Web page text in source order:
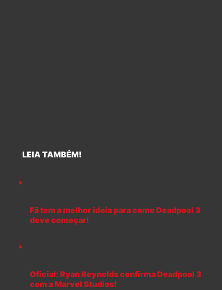
LEIA TAMBÉM!
Fã tem a melhor ideia para como Deadpool 3
deve começar!
Oficial: Ryan Reynolds confirma Deadpool 3
com a Marvel Studios!